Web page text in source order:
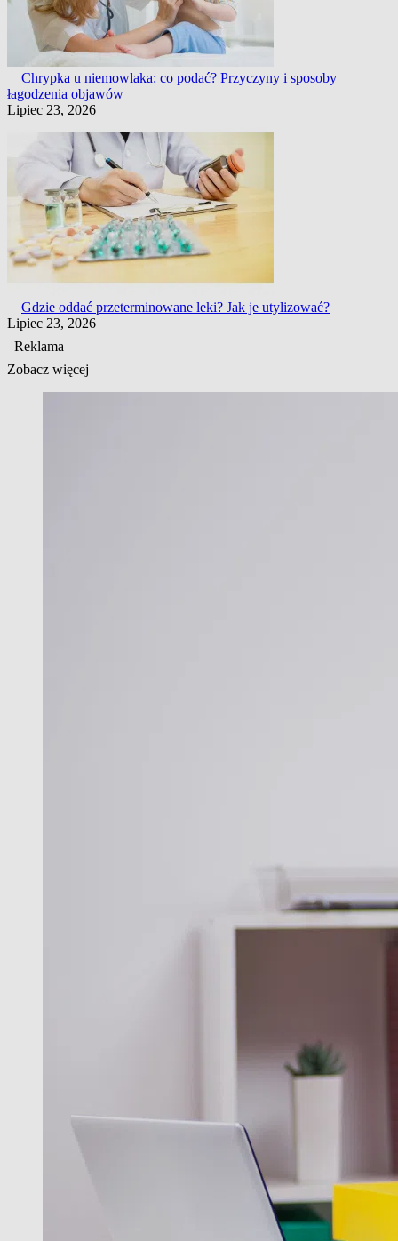
Chrypka u niemowlaka: co podać? Przyczyny i sposoby
łagodzenia objawów
Lipiec 23, 2026
Gdzie oddać przeterminowane leki? Jak je utylizować?
Lipiec 23, 2026
Reklama
Zobacz więcej